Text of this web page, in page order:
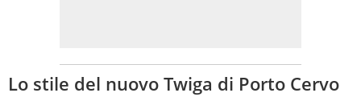
Lo stile del nuovo Twiga di Porto Cervo